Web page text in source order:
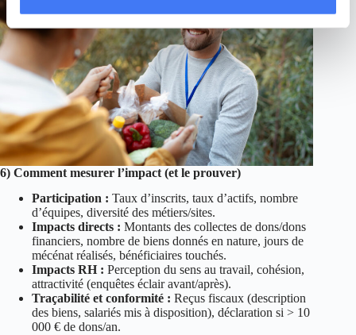
6) Comment mesurer l’impact (et le prouver)
Participation : Taux d’inscrits, taux d’actifs, nombre
d’équipes, diversité des métiers/sites.
Impacts directs : Montants des collectes de dons/dons
financiers, nombre de biens donnés en nature, jours de
mécénat réalisés, bénéficiaires touchés.
Impacts RH : Perception du sens au travail, cohésion,
attractivité (enquêtes éclair avant/après).
Traçabilité et conformité : Reçus fiscaux (description
des biens, salariés mis à disposition), déclaration si > 10
000 € de dons/an.